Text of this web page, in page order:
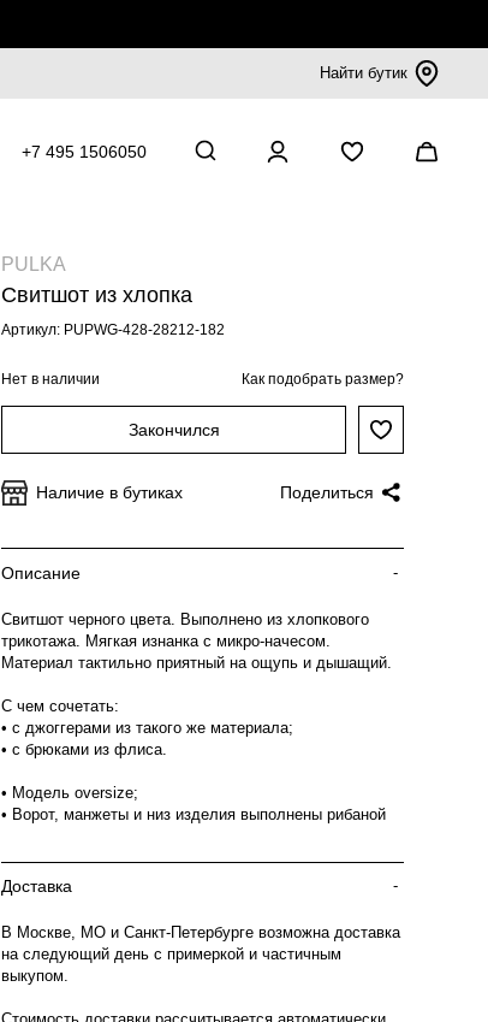
Найти бутик
+7 495 1506050
PULKA
Свитшот из хлопка
Артикул: PUPWG-428-28212-182
Нет в наличии Как подобрать размер?
Закончился
Наличие в бутиках Поделиться
Описание -
Свитшот черного цвета. Выполнено из хлопкового
трикотажа. Мягкая изнанка с микро-начесом.
Материал тактильно приятный на ощупь и дышащий.
С чем сочетать:
• с джоггерами из такого же материала;
• с брюками из флиса.
• Модель oversize;
• Ворот, манжеты и низ изделия выполнены рибаной
Доставка -
В Москве, МО и Санкт-Петербурге возможна доставка
на следующий день с примеркой и частичным
выкупом.